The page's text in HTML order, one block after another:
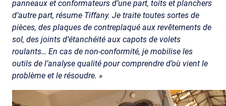
panneaux et conformateurs d’une part, toits et planchers
d’autre part, résume Tiffany. Je traite toutes sortes de
pièces, des plaques de contreplaqué aux revêtements de
sol, des joints d’étanchéité aux capots de volets
roulants… En cas de non-conformité, je mobilise les
outils de l’analyse qualité pour comprendre d’où vient le
problème et le résoudre. »